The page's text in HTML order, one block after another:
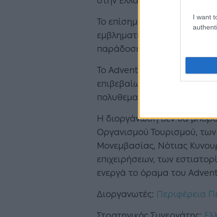
I want
Το επίσημο closing dinner
εμβληματικό χώρο
παράδοση και την
Το AdventureWEEK
επιβεβαίωσε τη
πολυθεματικές εμπειρίες
Η διοργάνωση δεν θα
Οργανισμού Τουρισμού,
Μονεμβασίας, Νότιας
επιχειρήσεων, των
ενεργά το όραμα του
Διοργανωτές: Περιφέρεια